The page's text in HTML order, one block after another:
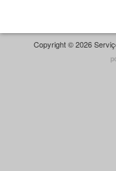
Copyright © 2026